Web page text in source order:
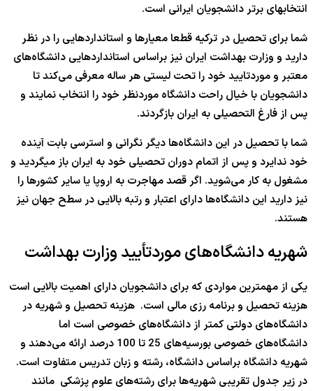
انتخابهای برتر دانشجویان ایرانی است.
شما برای تحصیل در ترکیه قطعا معیارها و استانداردهایی را در نظر
دارید و وزارت بهداشت ایران نیز براساس استانداردهایی دانشگاه‌های
معتبر و موردتایید خود را تحت لیستی هر ساله معرفی می‌کند تا
دانشجویان با خیال راحت دانشگاه موردنظر خود را انتخاب نمایند و
پس از فارغ التحصیلی به ایران بازگردند.
شما با تحصیل در این دانشگاه‌ها دیگر نگرانی و استرسی بابت آینده
خود ندایرد و پس از اتمام دوران تحصیلی خود به ایران باز میگردید و
مشغول به کار می‌شوید. اگر قصد مهاجرت به اروپا یا سایر کشورها را
نیز دارید این دانشگاه‌ها دارای اعتبار و رتبه بالایی در سطح جهان نیز
هستند.
شهریه دانشگاه‌های موردتأیید وزارت بهداشت
یکی از مهمترین مواردی که برای دانشجویان دارای اهمیت بالایی است
هزینه تحصیل و برنامه رزی مالی است. هزینه تحصیل و شهریه در
دانشگاه‌های دولتی کمتر از دانشگاه‌های خصوصی است اما
دانشگاه‌های خصوصی بورسیه‌های 25 تا 100 درصد ارائه می‌دهند و
شهریه دانشگاه براساس دانشگاه، رشته و زبان تدریس متفاوت است.
در زیر جدول تقریبی شهریه‌ها برای رشته‌های علوم پزشکی مانند